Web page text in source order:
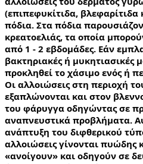
(επιπεφυκίτιδα,
πόδια. Στα πόδια
κρεατοελιάς, τα οποία
από 1 - 2 εβδομάδες. Εάν
βακτηριακές ή μυκητιασικές
προκληθεί το χάσιμο ενός ή
Οι αλλοιώσεις στη περιοχή
εξαπλώνονται και στον
του φάρυγγα οδηγώντας σε
αναπνευστικά προβλήματα.
ανάπτυξη του διφθερικού
αλλοιώσεις γίνονται πυώδης
«ανοίγουν» και οδηγούν σε